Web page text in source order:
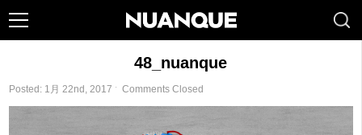
48_nuanque
Posted: 1月 22nd, 2017 ˑ Comments Closed